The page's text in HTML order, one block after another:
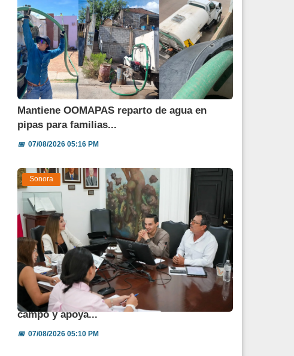
Mantiene OOMAPAS reparto de agua en
pipas para familias...
📅07/08/2026 05:16 PM
Sonora
Destina Sonora 850 mdp para fortalecer al
campo y apoya...
📅07/08/2026 05:10 PM